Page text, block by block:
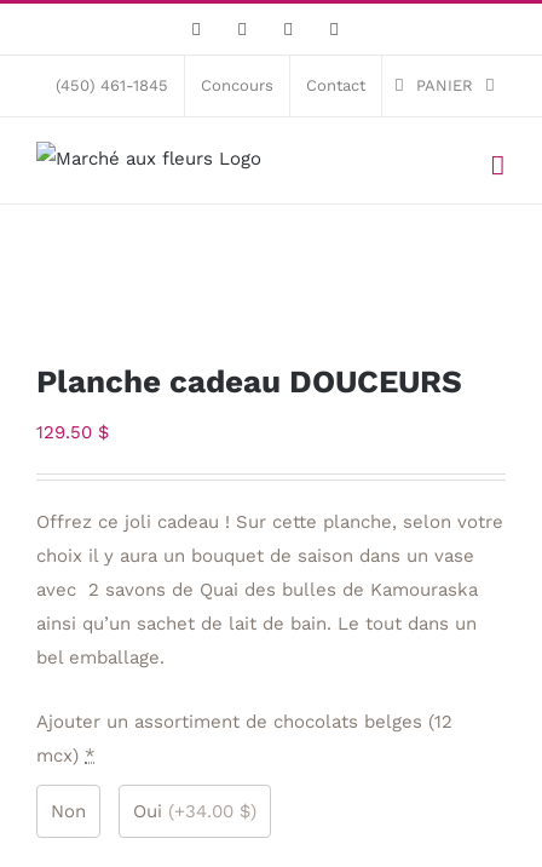
content
Facebook Instagram
(450) 461-1845 Concours Contact PANIER
Planche cadeau DOUCEURS
129.50 $
Offrez ce joli cadeau ! Sur cette planche, selon votre
choix il y aura un bouquet de saison dans un vase
avec 2 savons de Quai des bulles de Kamouraska
ainsi qu’un sachet de lait de bain. Le tout dans un
bel emballage.
Ajouter un assortiment de chocolats belges (12
mcx) *
Non Oui (+34.00 $)